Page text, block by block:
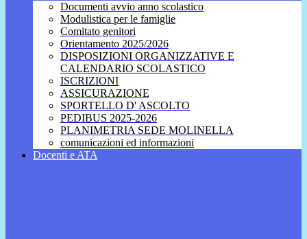
Documenti avvio anno scolastico
Modulistica per le famiglie
Comitato genitori
Orientamento 2025/2026
DISPOSIZIONI ORGANIZZATIVE E
CALENDARIO SCOLASTICO
ISCRIZIONI
ASSICURAZIONE
SPORTELLO D' ASCOLTO
PEDIBUS 2025-2026
PLANIMETRIA SEDE MOLINELLA
comunicazioni ed informazioni
Docenti e ATA